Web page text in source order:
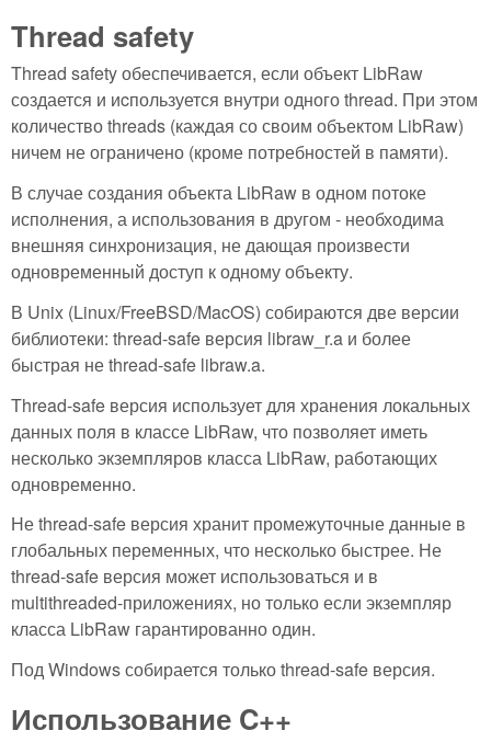
Thread safety
Thread safety обеспечивается, если объект LibRaw
создается и иcпользуется внутри одного thread. При этом
количество threads (каждая со своим объектом LibRaw)
ничем не ограничено (кроме потребностей в памяти).
В случае создания объекта LibRaw в одном потоке
исполнения, а использования в другом - необходима
внешняя синхронизация, не дающая произвести
одновременный доступ к одному объекту.
В Unix (Linux/FreeBSD/MacOS) собираются две версии
библиотеки: thread-safe версия libraw_r.a и более
быстрая не thread-safe libraw.a.
Thread-safe версия использует для хранения локальных
данных поля в классе LibRaw, что позволяет иметь
несколько экземпляров класса LibRaw, работающих
одновременно.
Не thread-safe версия хранит промежуточные данные в
глобальных переменных, что несколько быстрее. Не
thread-safe версия может использоваться и в
multithreaded-приложениях, но только если экземпляр
класса LibRaw гарантированно один.
Под Windows собирается только thread-safe версия.
Использование C++